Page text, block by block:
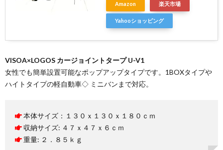
Amazon 楽天市場
Yahooショッピング
VISOA×LOGOS カージョイントタープ U-V1
女性でも簡単設置可能なポップアップタイプです。1BOXタイプや
ハイトタイプの軽自動車◇ ミニバンまで対応。
本体サイズ：１３０ｘ１３０ｘ１８０ｃｍ
収納サイズ: ４７ｘ４７ｘ６ｃｍ
重量: ２．８５ｋｇ